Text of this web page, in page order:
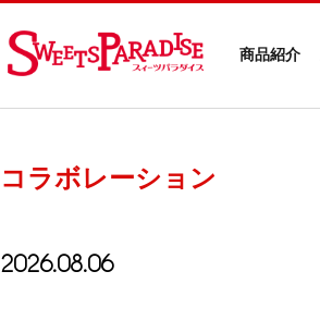
商品紹介
コラボレーション
2026.08.06